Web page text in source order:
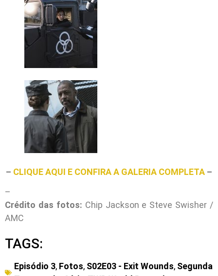
– CLIQUE AQUI E CONFIRA A GALERIA COMPLETA –
–
Crédito das fotos: Chip Jackson e Steve Swisher /
AMC
TAGS:
Episódio 3, Fotos, S02E03 - Exit Wounds, Segunda